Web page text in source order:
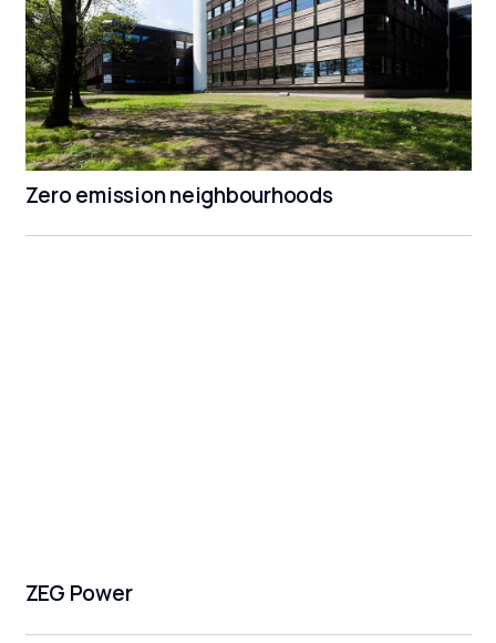
Zero emission neighbourhoods
ZEG Power